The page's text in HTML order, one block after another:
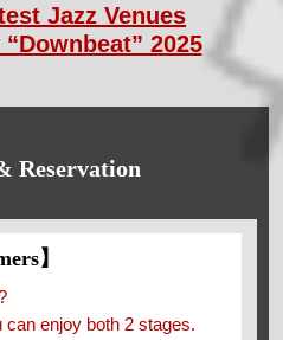
Jazz Venues
2025
Reservation
】
enjoy both 2 stages.